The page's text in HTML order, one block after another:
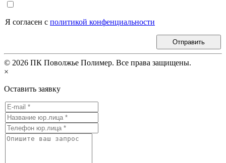
Я согласен с политикой конфенциальности
Отправить
© 2026 ПК Поволжье Полимер. Все права защищены.
×
Оставить заявку